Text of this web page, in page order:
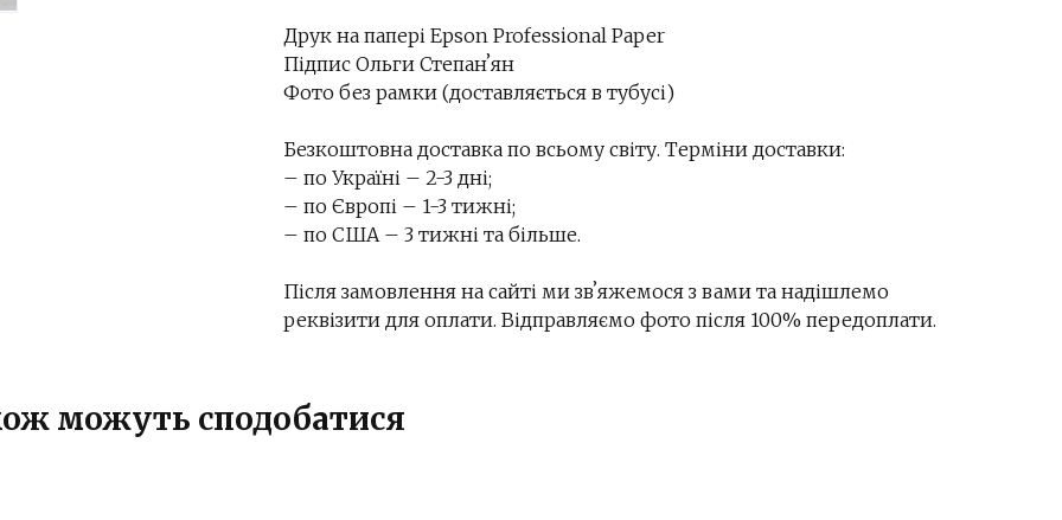
Друк на папері Epson Professional Paper
Підпис Ольги Степанʼян
Фото без рамки (доставляється в тубусі)
Безкоштовна доставка по всьому світу. Терміни доставки:
– по Україні – 2-3 дні;
– по Європі – 1-3 тижні;
– по США – 3 тижні та більше.
Після замовлення на сайті ми звʼяжемося з вами та надішлемо
реквізити для оплати. Відправляємо фото після 100% передоплати.
можуть сподобатися